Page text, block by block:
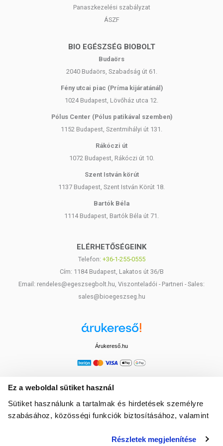
Ez a weboldal sütiket használ
Sütiket használunk a tartalmak és hirdetések személyre
szabásához, közösségi funkciók biztosításához, valamint
média-, hirdető- és elemező partnereinkkel megosztjuk az
Részletek megjelenítése
egészséges életmódot! A termék nem gyógyít betegségeket! A termék
használatát beszélje meg kezelőorvosával. Az ajánlott napi
összetevők bármelyikére érzékeny vagy allergiás! Kisgyermektől
Panaszkezelési szabályzat
ÁSZF
BIO EGÉSZSÉG BIOBOLT
Budaörs
2040 Budaörs, Szabadság út 61.
Fény utcai piac (Príma kijáratánál)
1024 Budapest, Lövőház utca 12.
Pólus Center (Pólus patikával szemben)
1152 Budapest, Szentmihályi út 131.
Rákóczi út
1072 Budapest, Rákóczi út 10.
Szent István körút
1137 Budapest, Szent István Körút 18.
Bartók Béla
1114 Budapest, Bartók Béla út 71.
ELÉRHETŐSÉGEINK
Telefon: +36-1-255-0555
Cím: 1184 Budapest, Lakatos út 36/B
Email: rendeles@egeszsegbolt.hu, Viszonteladói - Partneri - Sales:
sales@bioegeszseg.hu
Árukereső.hu